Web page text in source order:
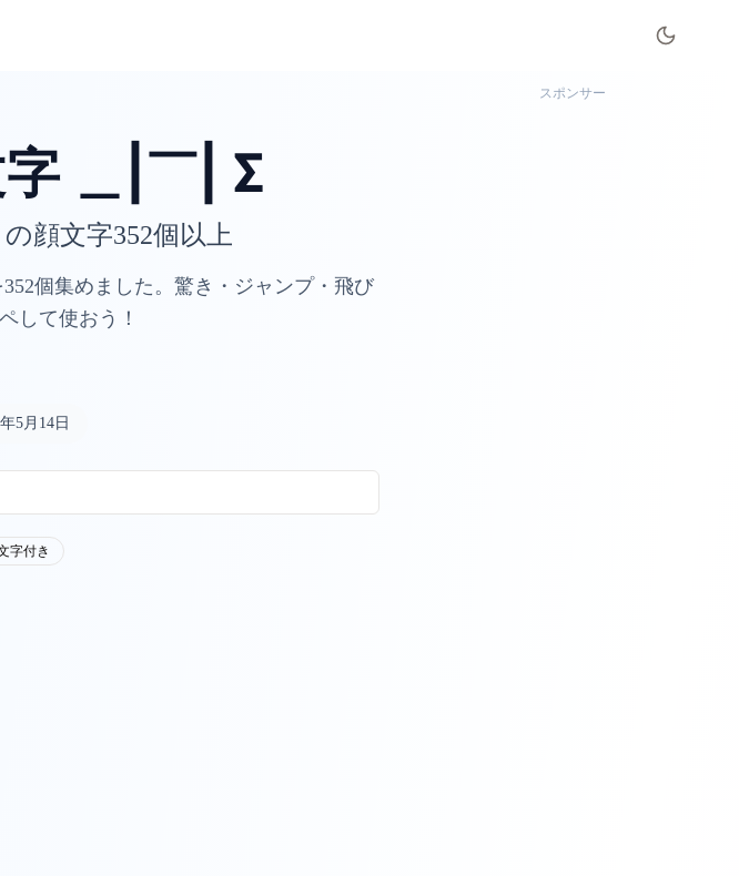
＿|￣| Σ
顔文字352個以上
個集めました。驚き・ジャンプ・飛び
して使おう！
5月14日
字付き
スポンサー